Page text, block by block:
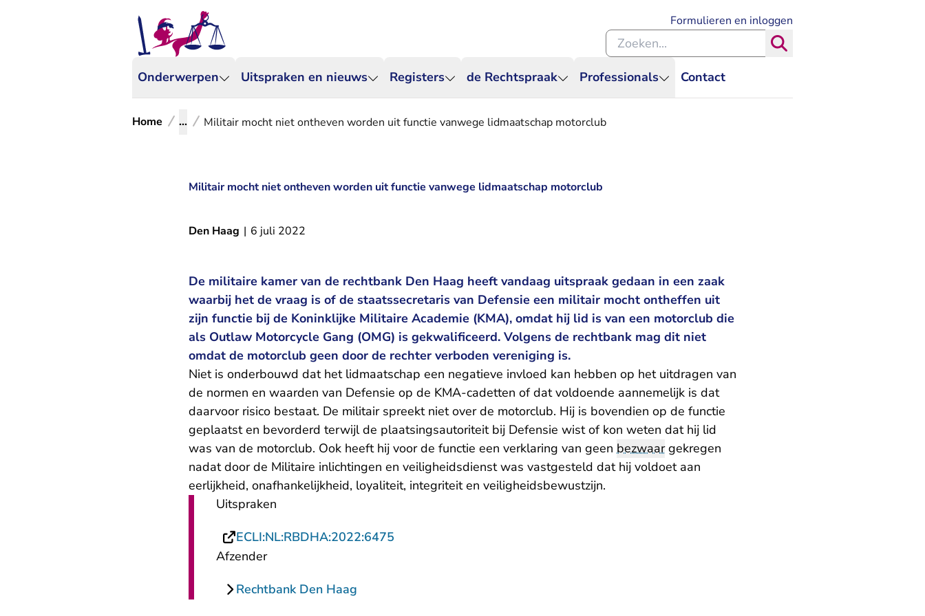
Onderwerpen Uitspraken en nieuws Registers de Rechtspraak Professionals Contact
Formulieren en inloggen
Zoeken binnen de Rechtspraak
Home ... Militair mocht niet ontheven worden uit functie vanwege lidmaatschap motorclub
Militair mocht niet ontheven worden uit functie vanwege lidmaatschap motorclub
Den Haag | 6 juli 2022
De militaire kamer van de rechtbank Den Haag heeft vandaag uitspraak gedaan in een zaak
waarbij het de vraag is of de staatssecretaris van Defensie een militair mocht ontheffen uit
zijn functie bij de Koninklijke Militaire Academie (KMA), omdat hij lid is van een motorclub die
als Outlaw Motorcycle Gang (OMG) is gekwalificeerd. Volgens de rechtbank mag dit niet
omdat de motorclub geen door de rechter verboden vereniging is.
Niet is onderbouwd dat het lidmaatschap een negatieve invloed kan hebben op het uitdragen van
de normen en waarden van Defensie op de KMA-cadetten of dat voldoende aannemelijk is dat
daarvoor risico bestaat. De militair spreekt niet over de motorclub. Hij is bovendien op de functie
geplaatst en bevorderd terwijl de plaatsingsautoriteit bij Defensie wist of kon weten dat hij lid
was van de motorclub. Ook heeft hij voor de functie een verklaring van geen bezwaargekregen
nadat door de Militaire inlichtingen en veiligheidsdienst was vastgesteld dat hij voldoet aan
eerlijkheid, onafhankelijkheid, loyaliteit, integriteit en veiligheidsbewustzijn.
Uitspraken
ECLI:NL:RBDHA:2022:6475
Afzender
Rechtbank Den Haag